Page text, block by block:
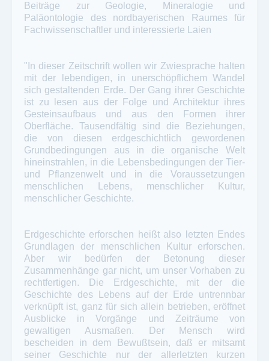
Beiträge zur Geologie, Mineralogie und
Paläontologie des nordbayerischen Raumes für
Fachwissenschaftler und interessierte Laien
"In dieser Zeitschrift wollen wir Zwiesprache halten
mit der lebendigen, in unerschöpflichem Wandel
sich gestaltenden Erde. Der Gang ihrer Geschichte
ist zu lesen aus der Folge und Architektur ihres
Gesteinsaufbaus und aus den Formen ihrer
Oberfläche. Tausendfältig sind die Beziehungen,
die von diesen erdgeschichtlich gewordenen
Grundbedingungen aus in die organische Welt
hineinstrahlen, in die Lebensbedingungen der Tier-
und Pflanzenwelt und in die Voraussetzungen
menschlichen Lebens, menschlicher Kultur,
menschlicher Geschichte.
Erdgeschichte erforschen heißt also letzten Endes
Grundlagen der menschlichen Kultur erforschen.
Aber wir bedürfen der Betonung dieser
Zusammenhänge gar nicht, um unser Vorhaben zu
rechtfertigen. Die Erdgeschichte, mit der die
Geschichte des Lebens auf der Erde untrennbar
verknüpft ist, ganz für sich allein betrieben, eröffnet
Ausblicke in Vorgänge und Zeiträume von
gewaltigen Ausmaßen. Der Mensch wird
bescheiden in dem Bewußtsein, daß er mitsamt
seiner Geschichte nur der allerletzten kurzen